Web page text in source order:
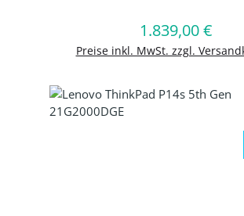
Regulärer Preis:
1.839,00 €
Preise inkl. MwSt. zzgl.
In den Warenkorb